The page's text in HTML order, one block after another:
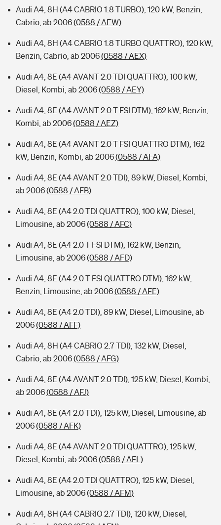
Audi A4, 8H (A4 CABRIO 1.8 TURBO), 120 kW, Benzin,
Cabrio, ab 2006(0588 / AEW)
Audi A4, 8H (A4 CABRIO 1.8 TURBO QUATTRO), 120 kW,
Benzin, Cabrio, ab 2006(0588 / AEX)
Audi A4, 8E (A4 AVANT 2.0 TDI QUATTRO), 100 kW,
Diesel, Kombi, ab 2006(0588 / AEY)
Audi A4, 8E (A4 AVANT 2.0 T FSI DTM), 162 kW, Benzin,
Kombi, ab 2006(0588 / AEZ)
Audi A4, 8E (A4 AVANT 2.0 T FSI QUATTRO DTM), 162
kW, Benzin, Kombi, ab 2006(0588 / AFA)
Audi A4, 8E (A4 AVANT 2.0 TDI), 89 kW, Diesel, Kombi,
ab 2006(0588 / AFB)
Audi A4, 8E (A4 2.0 TDI QUATTRO), 100 kW, Diesel,
Limousine, ab 2006(0588 / AFC)
Audi A4, 8E (A4 2.0 T FSI DTM), 162 kW, Benzin,
Limousine, ab 2006(0588 / AFD)
Audi A4, 8E (A4 2.0 T FSI QUATTRO DTM), 162 kW,
Benzin, Limousine, ab 2006(0588 / AFE)
Audi A4, 8E (A4 2.0 TDI), 89 kW, Diesel, Limousine, ab
2006(0588 / AFF)
Audi A4, 8H (A4 CABRIO 2.7 TDI), 132 kW, Diesel,
Cabrio, ab 2006(0588 / AFG)
Audi A4, 8E (A4 AVANT 2.0 TDI), 125 kW, Diesel, Kombi,
ab 2006(0588 / AFJ)
Audi A4, 8E (A4 2.0 TDI), 125 kW, Diesel, Limousine, ab
2006(0588 / AFK)
Audi A4, 8E (A4 AVANT 2.0 TDI QUATTRO), 125 kW,
Diesel, Kombi, ab 2006(0588 / AFL)
Audi A4, 8E (A4 2.0 TDI QUATTRO), 125 kW, Diesel,
Limousine, ab 2006(0588 / AFM)
Audi A4, 8H (A4 CABRIO 2.7 TDI), 120 kW, Diesel,